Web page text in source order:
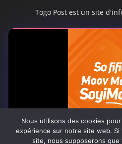
Togo Post est un site
Contactez-nous:
SUIVEZ
Nous utilisons des cookies
expérience sur notre site web.
site, nous supposerons